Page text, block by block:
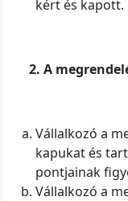
kért és kapott.
2. A
Vállalkozó a
kapukat és
pontjainak
Vállalkozó a